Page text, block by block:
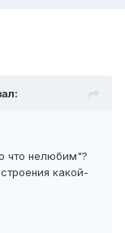
что нелюбим"?
какой-